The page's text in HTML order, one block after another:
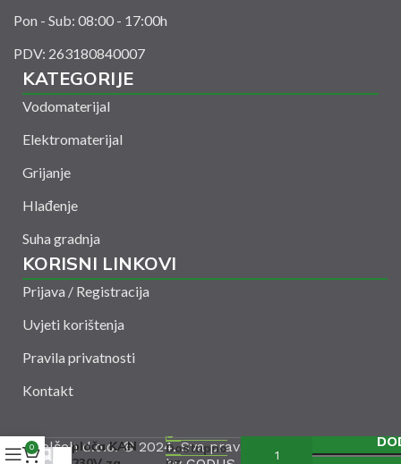
Pon - Sub: 08:00 - 17:00h
PDV: 263180840007
KATEGORIJE
Vodomaterijal
Elektromaterijal
Grijanje
Hlađenje
Suha gradnja
KORISNI LINKOVI
Prijava / Registracija
Uvjeti korištenja
Pravila privatnosti
Kontakt
Amelšeh d.o.o. © 2024. Sva prava zadržana. Powered
ploča KAN
Dostupno
0